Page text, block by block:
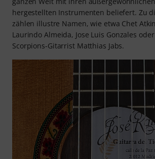
hergestellten Instrumenten beliefert. Zu
zählen illustre Namen, wie etwa Chet
Laurindo Almeida, Jose Luis Gonzales
Scorpions-Gitarrist Matthias Jabs.